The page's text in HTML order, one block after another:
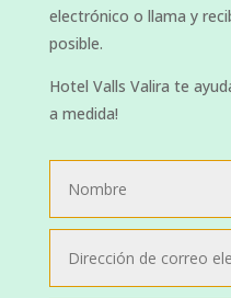
electrónico o llama y
posible.
Hotel Valls Valira te
a medida!